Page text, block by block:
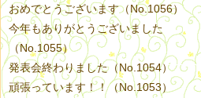
おめでとうございます（No.1056）
今年もありがとうございました
（No.1055）
発表会終わりました（No.1054）
頑張っています！！（No.1053）